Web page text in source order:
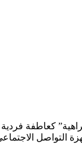
كعاطفة
التواصل